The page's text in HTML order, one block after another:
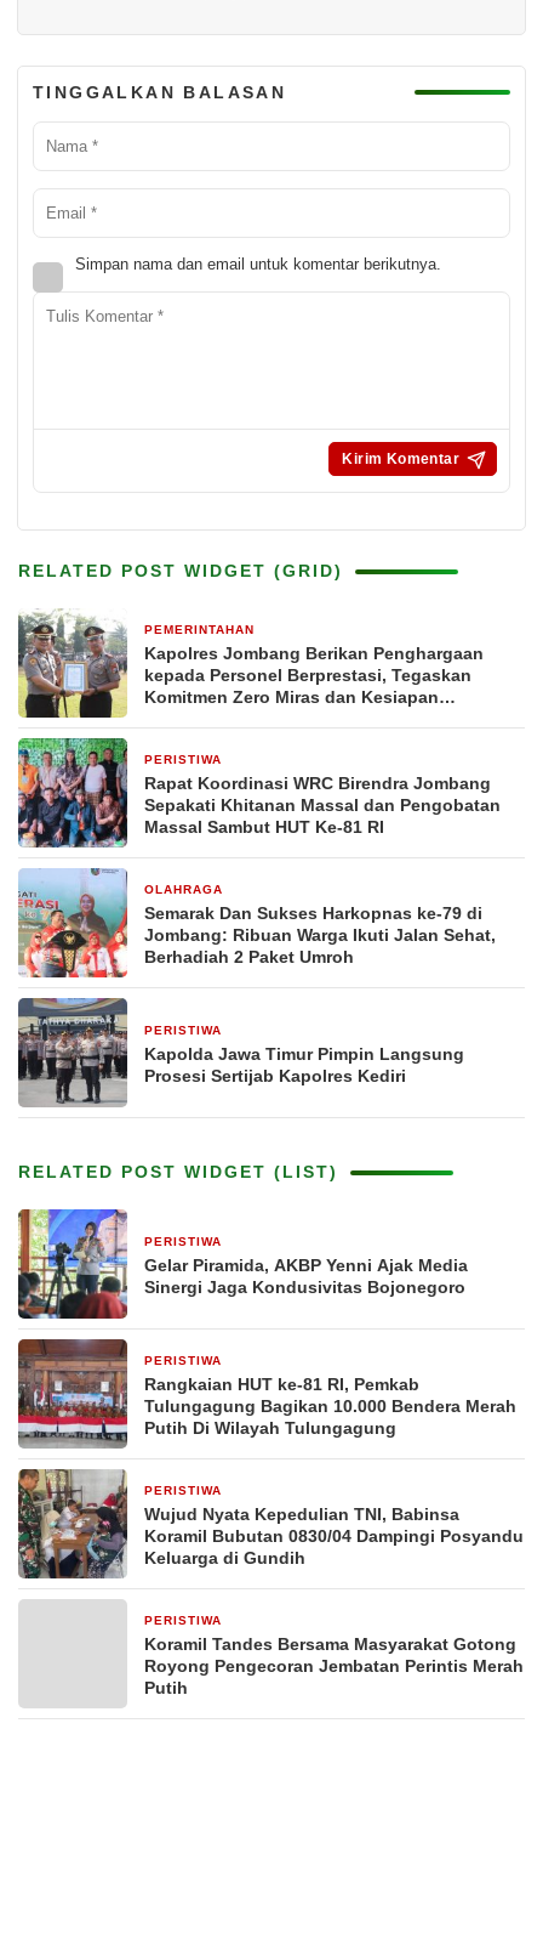
TINGGALKAN BALASAN
Simpan nama dan email untuk komentar berikutnya.
RELATED POST WIDGET (GRID)
PEMERINTAHAN
Kapolres Jombang Berikan Penghargaan
kepada Personel Berprestasi, Tegaskan
Komitmen Zero Miras dan Kesiapan
PERISTIWA
Rapat Koordinasi WRC Birendra Jombang
Sepakati Khitanan Massal dan Pengobatan
Massal Sambut HUT Ke-81 RI
OLAHRAGA
Semarak Dan Sukses Harkopnas ke-79 di
Jombang: Ribuan Warga Ikuti Jalan Sehat,
Berhadiah 2 Paket Umroh
PERISTIWA
Kapolda Jawa Timur Pimpin Langsung
Prosesi Sertijab Kapolres Kediri
RELATED POST WIDGET (LIST)
PERISTIWA
Gelar Piramida, AKBP Yenni Ajak Media
Sinergi Jaga Kondusivitas Bojonegoro
PERISTIWA
Rangkaian HUT ke-81 RI, Pemkab
Tulungagung Bagikan 10.000 Bendera Merah
Putih Di Wilayah Tulungagung
PERISTIWA
Wujud Nyata Kepedulian TNI, Babinsa
Koramil Bubutan 0830/04 Dampingi Posyandu
Keluarga di Gundih
PERISTIWA
Koramil Tandes Bersama Masyarakat Gotong
Royong Pengecoran Jembatan Perintis Merah
Putih